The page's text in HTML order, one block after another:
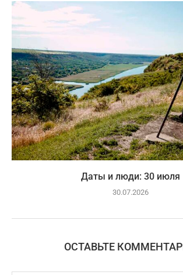
Даты и люди: 30 июля
30.07.2026
ОСТАВЬТЕ